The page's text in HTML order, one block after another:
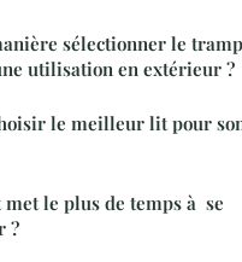
sélectionner le
utilisation en extérieur ?
le meilleur lit pour
met le plus de temps à se
?